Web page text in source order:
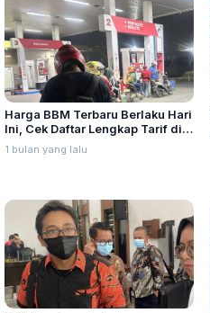
Harga BBM Terbaru Berlaku Hari
Ini, Cek Daftar Lengkap Tarif di
Seluruh Indonesia
1 bulan yang lalu